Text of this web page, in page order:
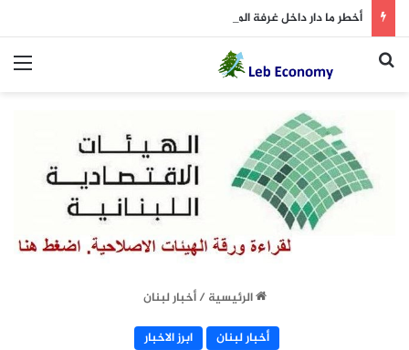
أخطر ما دار داخل غرفة المفاوضات
بحث عن
الرئيسية / أخبار لبنان
أخبار لبنان
ابرز الاخبار